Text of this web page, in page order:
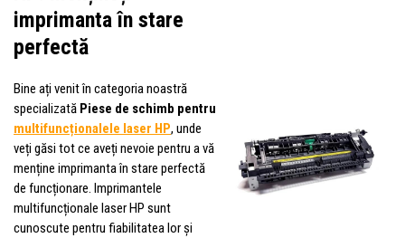
imprimanta în stare
perfectă
Bine ați venit în categoria noastră
specializată Piese de schimb pentru
multifuncționalele laser HP, unde
veți găsi tot ce aveți nevoie pentru a vă
menține imprimanta în stare perfectă
de funcționare. Imprimantele
multifuncționale laser HP sunt
cunoscute pentru fiabilitatea lor și